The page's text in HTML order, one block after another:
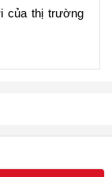
của thị trường